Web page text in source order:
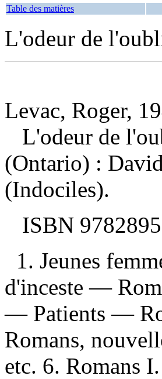
Table des matières
L'odeur de
Levac, Roger,
L'odeur de
(Ontario) :
(Indociles).
ISBN
1. Jeunes
d'inceste —
— Patients —
Romans,
etc. 6. Romans